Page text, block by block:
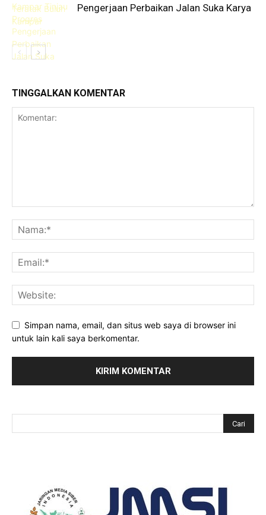
Pengerjaan Perbaikan Jalan Suka Karya
TINGGALKAN KOMENTAR
Simpan nama, email, dan situs web saya di browser ini
untuk lain kali saya berkomentar.